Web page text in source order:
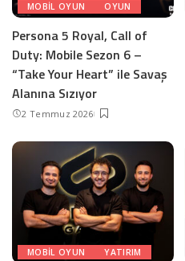
MOBIL OYUN OYUN
Persona 5 Royal, Call of
Duty: Mobile Sezon 6 –
“Take Your Heart” ile Savaş
Alanına Sızıyor
2 Temmuz 2026
MOBIL OYUN YATIRIM